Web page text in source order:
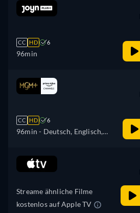
CC HD 6
96min
CC HD 6
96min - Deutsch, Englisch,
Portugiesisch
Streame ähnliche Filme
kostenlos auf Apple TV